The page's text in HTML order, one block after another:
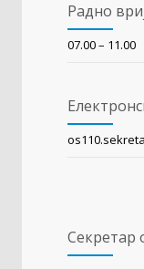
Радно
07.00 – 11.00
Секретар